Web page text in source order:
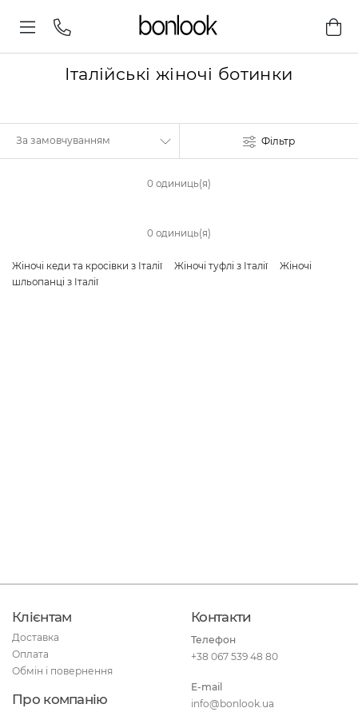
Італійські жіночі ботинки
Фільтр
0 одиниць(я)
0 одиниць(я)
Жіночі кеди та кросівки з Італії Жіночі туфлі з Італії
Жіночі
шльопанці з Італії
Клієнтам
Доставка
Оплата
Обмін і повернення
Про компанію
Контакти
Телефон
+38 067 539 48 80
E-mail
info@bonlook.ua